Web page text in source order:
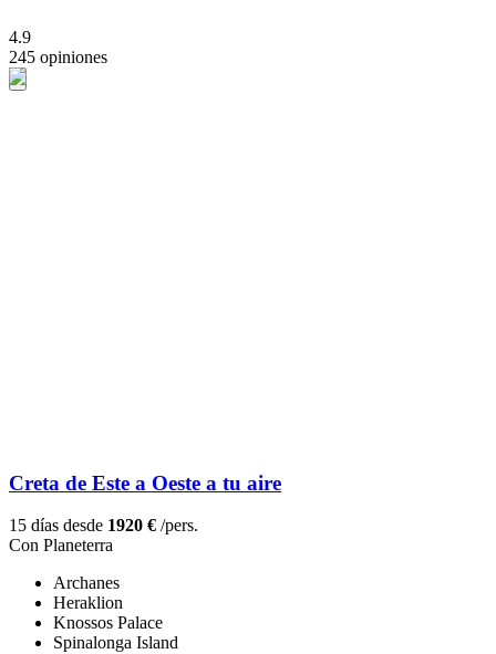
4.9
245 opiniones
Creta de Este a Oeste a tu aire
15 días desde 1920 € /pers.
Con Planeterra
Archanes
Heraklion
Knossos Palace
Spinalonga Island